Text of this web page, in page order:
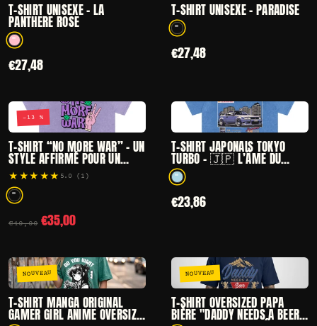
T-SHIRT UNISEXE - LA
PANTHERE ROSE
1 coloris disponibles
€27,48
T-SHIRT UNISEXE - PARADISE
1 coloris disponibles
€27,48
−13 % CHOISIR
— T-SHIRT “NO MORE WAR” – UN STYLE AFFIRMÉ
T-SHIRT “NO MORE WAR” – UN
STYLE AFFIRMÉ POUR UN
MESSAGE DE PAIX
★★★★★ 5.0 (1)
Noté 5.0 sur 5 par 1 clients
1 coloris disponibles
€40,00 €35,00
CHOISIR
— T-SHIRT
T-SHIRT JAPONAIS TOKYO
TURBO – 🇯🇵 L’ÂME DU
JAPON URBAIN
1 coloris disponibles
€23,86
NOUVEAU CHOISIR
— T-SHIRT MANGA ORIGINAL GAMER GIRL ANIME
T-SHIRT MANGA ORIGINAL
GAMER GIRL ANIME OVERSIZE
NOUVEAU CHOISIR
— T-SHIRT
T-SHIRT OVERSIZED PAPA
BIÈRE "DADDY NEEDS A BEER"